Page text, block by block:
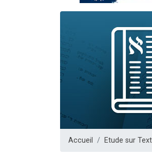
Accueil Etude sur